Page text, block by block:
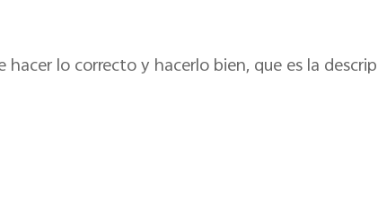
lo correcto y hacerlo bien, que es la